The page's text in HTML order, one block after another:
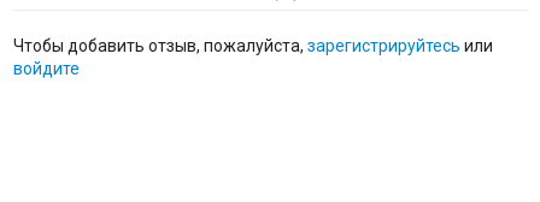
Чтобы добавить отзыв, пожалуйста, зарегистрируйтесь или
войдите